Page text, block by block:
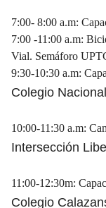
7:00- 8:00 a.m:
7:00 -11:00 a.m:
Vial. Semáforo
9:30-10:30 a.m:
Colegio
10:00-11:30 a.m:
Intersección
11:00-12:30m:
Colegio